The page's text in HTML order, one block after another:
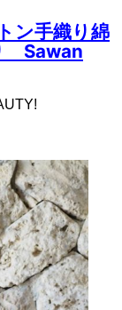
ン手織り綿
Sawan